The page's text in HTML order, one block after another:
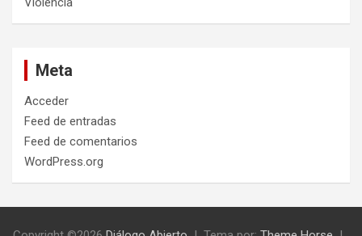
Meta
Acceder
Feed de entradas
Feed de comentarios
WordPress.org